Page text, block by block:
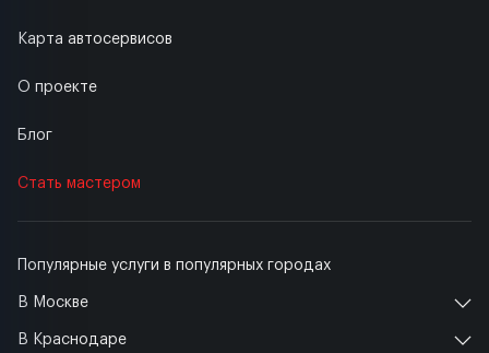
Популярные услуги в популярных городах
В Москве
В Краснодаре
Карта автосервисов
О проекте
Блог
Стать мастером